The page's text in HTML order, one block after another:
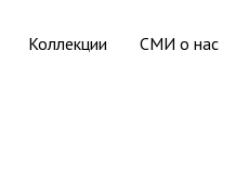
Коллекции СМИ о нас